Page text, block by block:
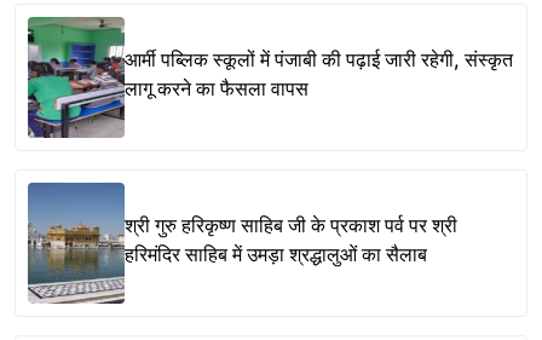
आर्मी पब्लिक स्कूलों में पंजाबी की पढ़ाई जारी रहेगी, संस्कृत
लागू करने का फैसला वापस
श्री गुरु हरिकृष्ण साहिब जी के प्रकाश पर्व पर श्री
हरिमंदिर साहिब में उमड़ा श्रद्धालुओं का सैलाब